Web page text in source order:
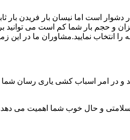
دشوار است اما نیسان بار فریدن بار
و حجم بار شما کم است می توانید
انتخاب نمایید.مشاوران ما در این
در امر اسباب کشی یاری رسان شما
سلامتی و حال خوب شما اهمیت می